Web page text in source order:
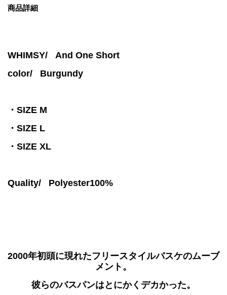
商品詳細
WHIMSY/ And One Short
color/ Burgundy
・SIZE M
・SIZE L
・SIZE XL
Quality/ Polyester100%
2000年初頭に現れたフリースタイルバスケのムーブ
メント。
彼らのバスパンはとにかくデカかった。